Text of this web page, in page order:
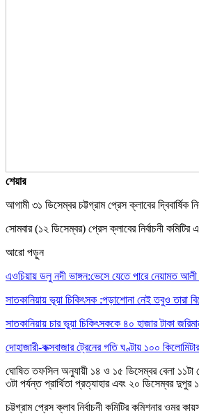
শেয়ার
আগামী ৩১ ডিসেম্বর চট্টগ্রাম প্রেস ক্লাবের
সোমবার (১২ ডিসেম্বর) প্রেস ক্লাবের নির্বাচনী
আরো পড়ুন
এওচিয়ায় ডলু নদী ভাঙ্গন:ভেসে যেতে পারে নেয়ামত আলী
সাতকানিয়ায় ভূয়া চিকিৎসক :পড়াশোনা নেই তবুও তারা
সাতকানিয়ায় চার ভুয়া চিকিৎসককে ৪০ হাজার টাকা
দোহাজারী-কক্সবাজার ট্রেনের গতি ঘণ্টায় ১০০
ঘোষিত তফসিল অনুযায়ী ১৪ ও ১৫ ডিসেম্বর বেলা ১১টা
৩টা পর্যন্ত প্রার্থিতা প্রত্যাহার এবং ২০ ডিসেম্বর দুপুর
চট্টগ্রাম প্রেস ক্লাব নির্বাচনী কমিটির কমিশনার